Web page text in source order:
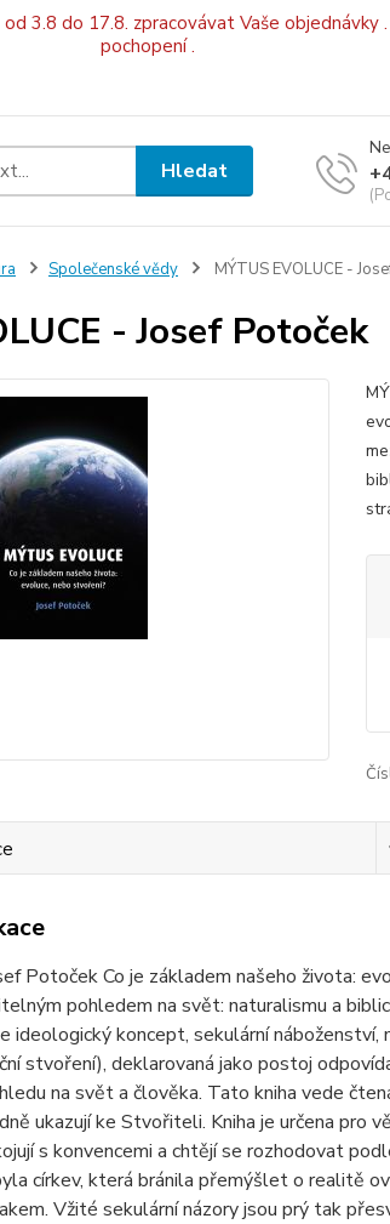
3.8 do 17.8. zpracovávat Vaše
pochopení .
Hledat
Společenské vědy MÝTUS EVOLUCE -
- Josef Potoček
Potoček Co je základem našeho života:
pohledem na svět: naturalismu a
ideologický koncept, sekulární
stvoření), deklarovaná jako postoj
na svět a člověka. Tato kniha vede
ukazují ke Stvořiteli. Kniha je určena pro
s konvencemi a chtějí se rozhodovat
církev, která bránila přemýšlet o realitě
Vžité sekulární názory jsou prý tak